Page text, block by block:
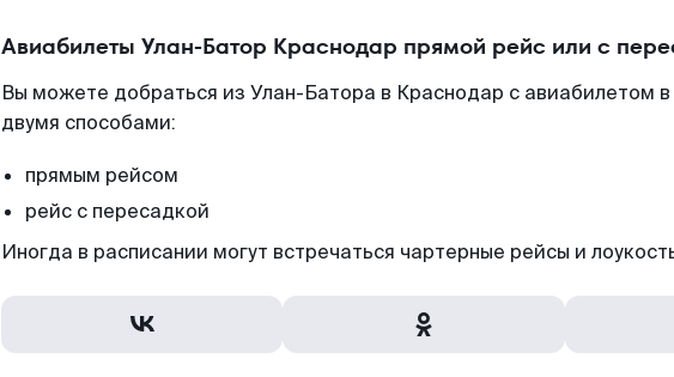
Авиабилеты Улан-Батор Краснодар прямой рейс или с
Вы можете добраться из Улан-Батора в Краснодар с авиабилетом в
двумя способами:
прямым рейсом
рейс с пересадкой
Иногда в расписании могут встречаться чартерные рейсы и